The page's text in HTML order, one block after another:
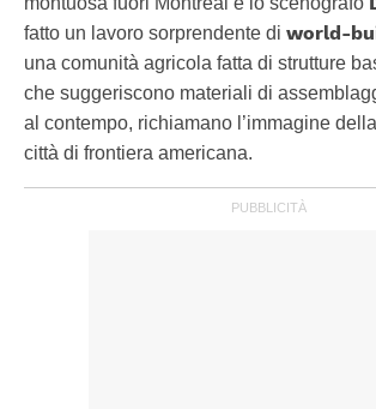
fatto un lavoro sorprendente di world-
una comunità agricola fatta di strutture
che suggeriscono materiali di
al contempo, richiamano l’immagine
città di frontiera americana.